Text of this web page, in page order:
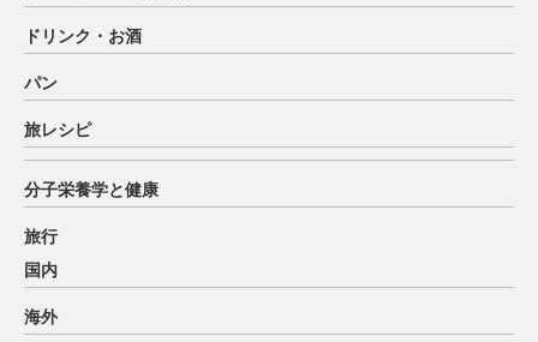
ドリンク・お酒
パン
旅レシピ
分子栄養学と健康
旅行
国内
海外